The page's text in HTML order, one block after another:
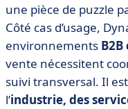
une pièce de puzzle
Côté cas d’usage,
environnements
vente nécessitent
suivi transversal. Il
l’industrie, des